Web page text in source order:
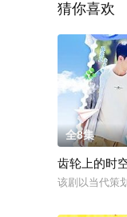
猜你喜欢
全8集
齿轮上的时
该剧以当代策